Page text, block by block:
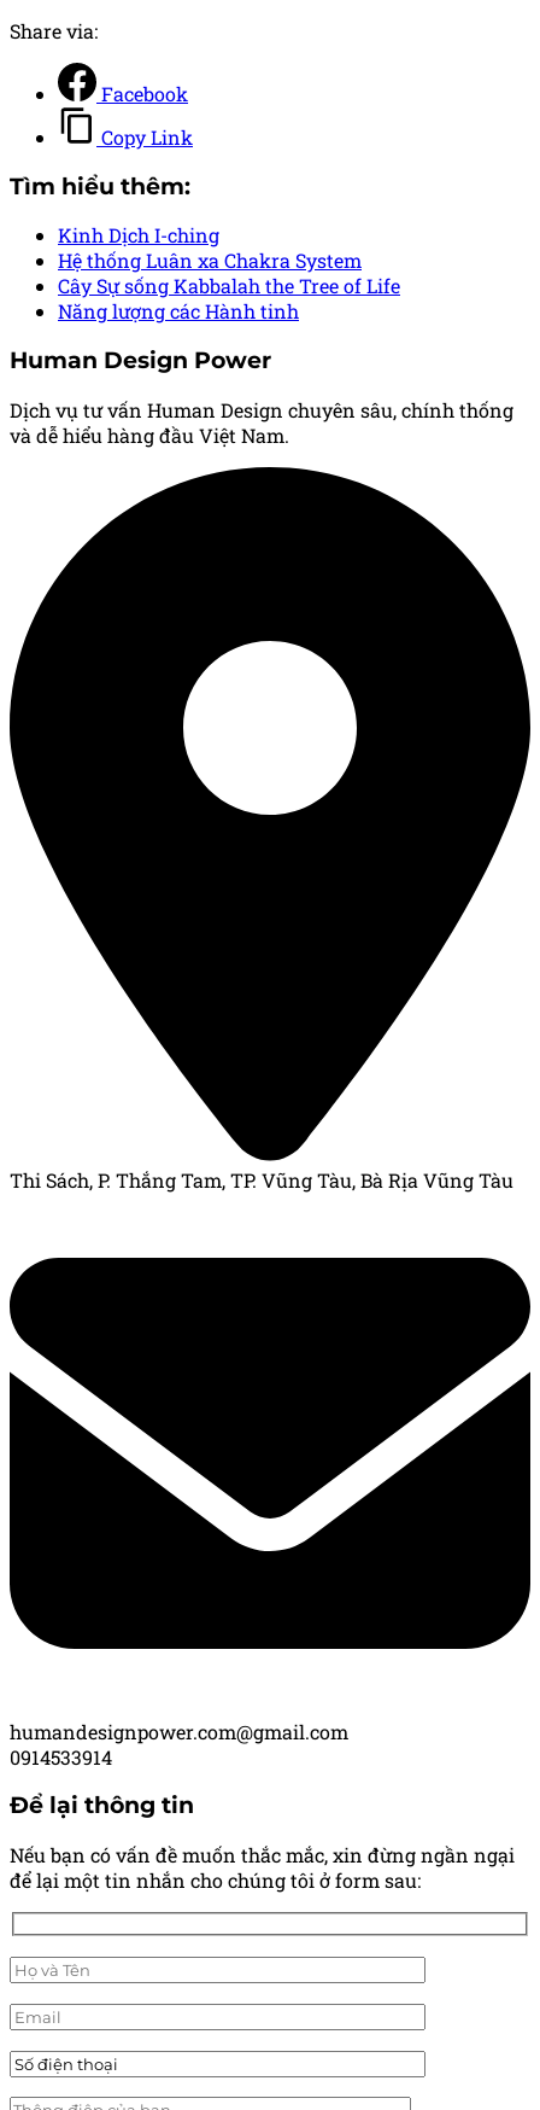
Share via:
Facebook
Copy Link
Tìm hiểu thêm:
Kinh DịchI-ching
Hệ thống Luân xaChakra System
Cây Sự sốngKabbalah the Tree of Life
Năng lượng các Hành tinh
Human Design Power
Dịch vụ tư vấn Human Design chuyên sâu, chính thống
và dễ hiểu hàng đầu Việt Nam.
Thi Sách, P. Thắng Tam, TP. Vũng Tàu, Bà Rịa Vũng Tàu
humandesignpower.com@gmail.com
0914533914
Để lại thông tin
Nếu bạn có vấn đề muốn thắc mắc, xin đừng ngần ngại
để lại một tin nhắn cho chúng tôi ở form sau: